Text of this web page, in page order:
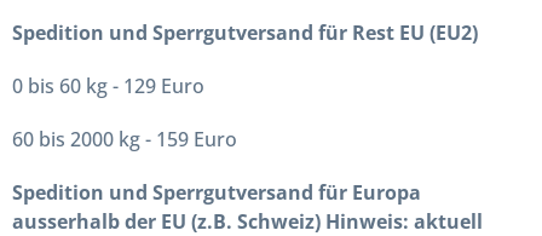
Spedition und Sperrgutversand für Rest EU (EU2)
0 bis 60 kg - 129 Euro
60 bis 2000 kg - 159 Euro
Spedition und Sperrgutversand für Europa
ausserhalb der EU (z.B. Schweiz) Hinweis: aktuell